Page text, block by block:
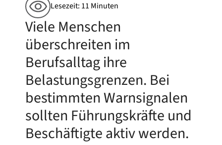
Lesezeit: 11 Minuten
Viele Menschen
überschreiten im
Berufsalltag ihre
Belastungsgrenzen. Bei
bestimmten Warnsignalen
sollten Führungskräfte und
Beschäftigte aktiv werden.